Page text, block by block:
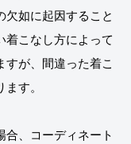
欠如に起因すること
着こなし方によって
すが、間違った着こ
す。
合、コーディネート